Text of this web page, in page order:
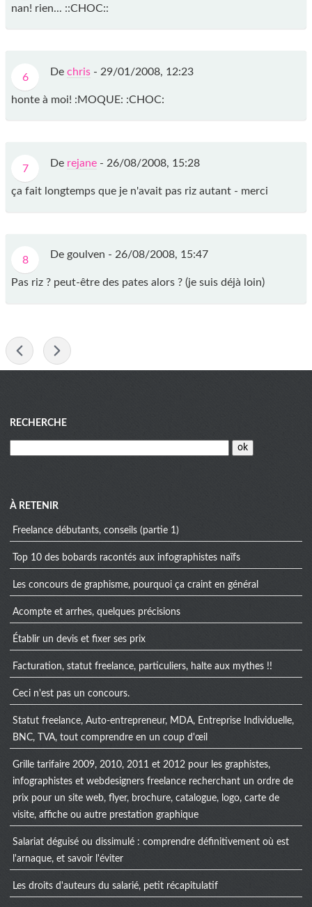
nan! rien... ::CHOC::
6 De chris - 29/01/2008, 12:23
honte à moi! :MOQUE: :CHOC:
7 De rejane - 26/08/2008, 15:28
ça fait longtemps que je n'avait pas riz autant - merci
8 De goulven - 26/08/2008, 15:47
Pas riz ? peut-être des pates alors ? (je suis déjà loin)
RECHERCHE
À RETENIR
Freelance débutants, conseils (partie 1)
Top 10 des bobards racontés aux infographistes naïfs
Les concours de graphisme, pourquoi ça craint en général
Acompte et arrhes, quelques précisions
Établir un devis et fixer ses prix
Facturation, statut freelance, particuliers, halte aux mythes !!
Ceci n'est pas un concours.
Statut freelance, Auto-entrepreneur, MDA, Entreprise Individuelle,
BNC, TVA, tout comprendre en un coup d'œil
Grille tarifaire 2009, 2010, 2011 et 2012 pour les graphistes,
infographistes et webdesigners freelance recherchant un ordre de
prix pour un site web, flyer, brochure, catalogue, logo, carte de
visite, affiche ou autre prestation graphique
Salariat déguisé ou dissimulé : comprendre définitivement où est
l'arnaque, et savoir l'éviter
Les droits d'auteurs du salarié, petit récapitulatif